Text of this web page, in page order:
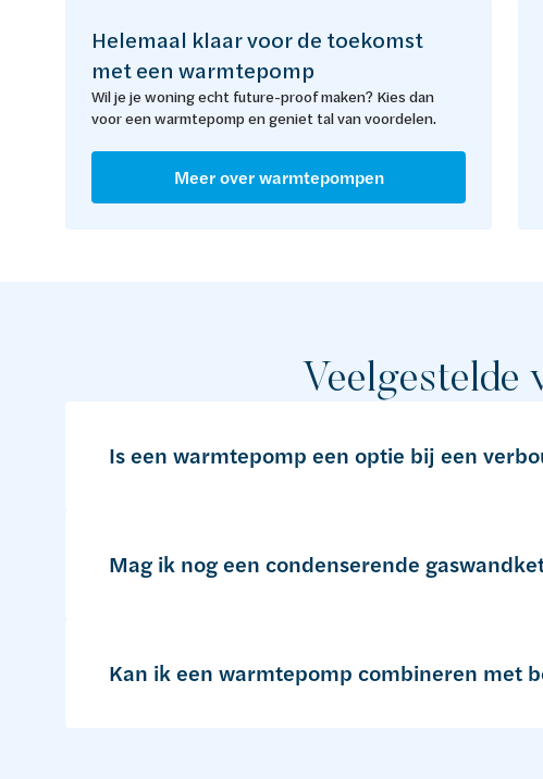
Helemaal klaar voor de toekomst
met een warmtepomp
Wil je je woning echt future-proof maken? Kies dan
voor een warmtepomp en geniet tal van voordelen.
Meer over warmtepompen
Veelgestelde
Is een warmtepomp een optie bij een
Mag ik nog een condenserende
Kan ik een warmtepomp combineren met